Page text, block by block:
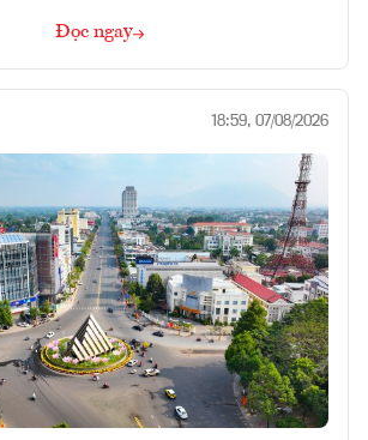
Đọc ngay
18:59, 07/08/2026